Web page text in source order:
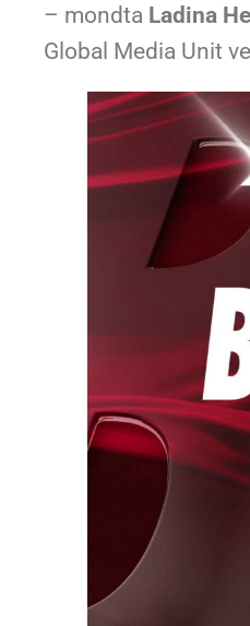
– mondta Ladina
Global Media Unit